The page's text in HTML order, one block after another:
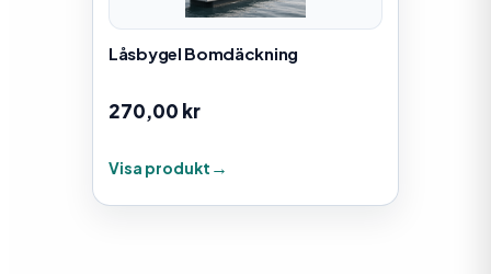
Låsbygel Bomdäckning
270,00 kr
Visa produkt